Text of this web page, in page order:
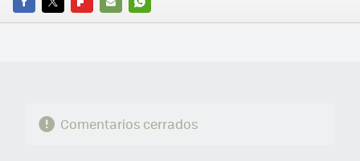
FACEBOOK
TWITTERFLIPBOARD
E-
WHATSAPP
Comentarios cerrados